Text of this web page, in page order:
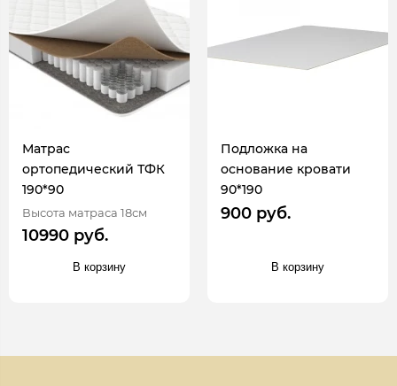
Матрас
ортопедический ТФК
190*90
Высота матраса 18см
10990 руб.
В корзину
Подложка на
основание кровати
90*190
900 руб.
В корзину